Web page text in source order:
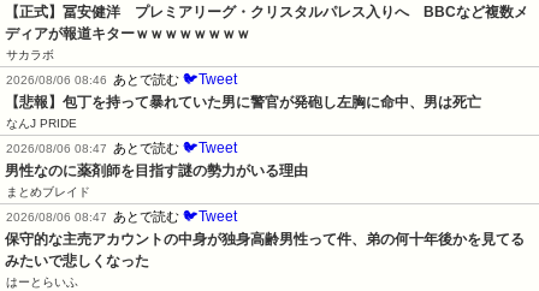
【正式】冨安健洋　プレミアリーグ・クリスタルパレス入りへ　BBCなど複数メ
ディアが報道キターｗｗｗｗｗｗｗｗ
サカラボ
2026/08/06 08:46
あとで読む 🐦Tweet
【悲報】包丁を持って暴れていた男に警官が発砲し左胸に命中、男は死亡
なんJ PRIDE
2026/08/06 08:47
あとで読む 🐦Tweet
男性なのに薬剤師を目指す謎の勢力がいる理由
まとめブレイド
2026/08/06 08:47
あとで読む 🐦Tweet
保守的な主売アカウントの中身が独身高齢男性って件、弟の何十年後かを見てる
みたいで悲しくなった
はーとらいふ